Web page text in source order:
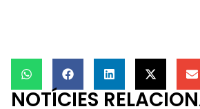
NOTÍCIES